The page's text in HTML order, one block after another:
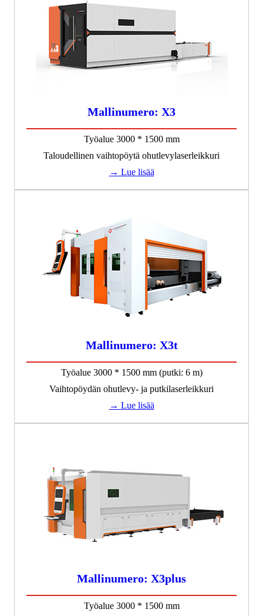
Mallinumero: X3
Työalue 3000 * 1500 mm
Taloudellinen vaihtopöytä ohutlevylaserleikkuri
→ Lue lisää
Mallinumero: X3t
Työalue 3000 * 1500 mm (putki: 6 m)
Vaihtopöydän ohutlevy- ja putkilaserleikkuri
→ Lue lisää
Mallinumero: X3plus
Työalue 3000 * 1500 mm